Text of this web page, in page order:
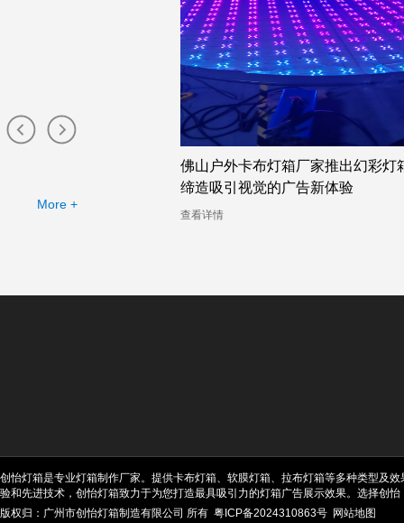
More +
佛山户外卡布灯箱厂家推出幻彩灯
缔造吸引视觉的广告新体验
查看详情
创怡灯箱是专业灯箱制作厂家。提供卡布灯箱、软膜灯箱、拉布灯箱等多种类型及
验和先进技术，创怡灯箱致力于为您打造最具吸引力的灯箱广告展示效果。选择创怡
版权归：广州市创怡灯箱制造有限公司 所有 粤ICP备2024310863号 网站地图